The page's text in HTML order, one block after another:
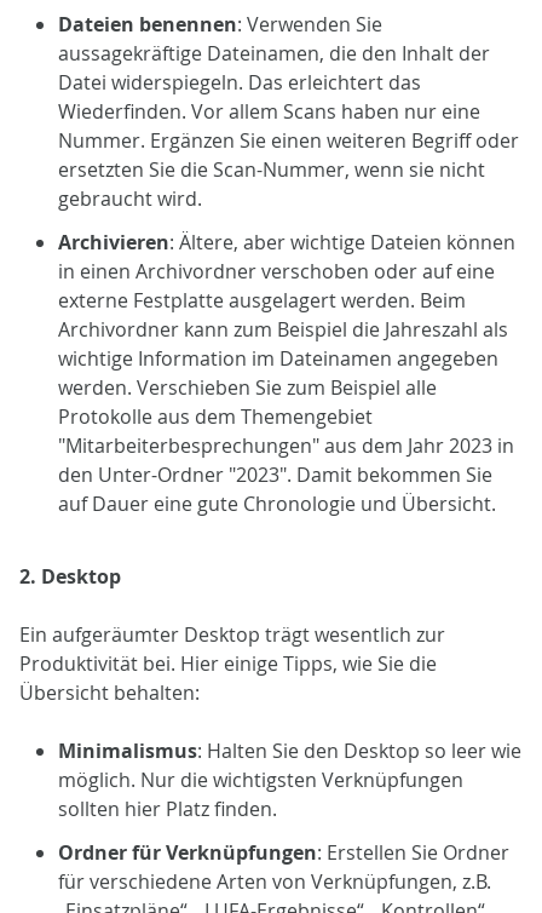
Dateien benennen: Verwenden Sie
aussagekräftige Dateinamen, die den Inhalt der
Datei widerspiegeln. Das erleichtert das
Wiederfinden. Vor allem Scans haben nur eine
Nummer. Ergänzen Sie einen weiteren Begriff oder
ersetzten Sie die Scan-Nummer, wenn sie nicht
gebraucht wird.
Archivieren: Ältere, aber wichtige Dateien können
in einen Archivordner verschoben oder auf eine
externe Festplatte ausgelagert werden. Beim
Archivordner kann zum Beispiel die Jahreszahl als
wichtige Information im Dateinamen angegeben
werden. Verschieben Sie zum Beispiel alle
Protokolle aus dem Themengebiet
"Mitarbeiterbesprechungen" aus dem Jahr 2023 in
den Unter-Ordner "2023". Damit bekommen Sie
auf Dauer eine gute Chronologie und Übersicht.
2. Desktop
Ein aufgeräumter Desktop trägt wesentlich zur
Produktivität bei. Hier einige Tipps, wie Sie die
Übersicht behalten:
Minimalismus: Halten Sie den Desktop so leer wie
möglich. Nur die wichtigsten Verknüpfungen
sollten hier Platz finden.
Ordner für Verknüpfungen: Erstellen Sie Ordner
für verschiedene Arten von Verknüpfungen, z.B.